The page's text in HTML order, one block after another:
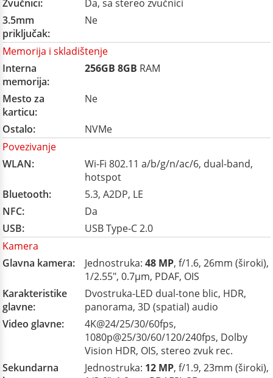
Zvučnici:
Da, sa stereo zvučnici
3.5mm
priključak:
Ne
Memorija i skladištenje
Interna
memorija:
256GB 8GB RAM
Mesto za
karticu:
Ne
Ostalo:
NVMe
Povezivanje
WLAN:
Wi-Fi 802.11 a/b/g/n/ac/6, dual-band,
hotspot
Bluetooth:
5.3, A2DP, LE
NFC:
Da
USB:
USB Type-C 2.0
Kamera
Glavna kamera:
Jednostruka: 48 MP, f/1.6, 26mm (široki),
1/2.55", 0.7µm, PDAF, OIS
Karakteristike
glavne:
Dvostruka-LED dual-tone blic, HDR,
panorama, 3D (spatial) audio
Video glavne:
4K@24/25/30/60fps,
1080p@25/30/60/120/240fps, Dolby
Vision HDR, OIS, stereo zvuk rec.
Sekundarna
Jednostruka: 12 MP, f/1.9, 23mm (široki),